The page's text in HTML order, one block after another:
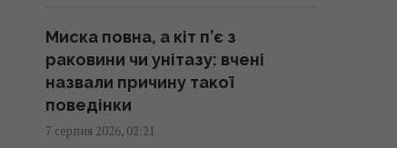
04:31 п'ятниця, 07 серпня 2026
У чому полягає користь
волоських горіхів для серця,
Миска повна, а кіт п’є з
раковини чи унітазу: вчені
назвали причину такої
поведінки
7 серпня 2026, 02:21